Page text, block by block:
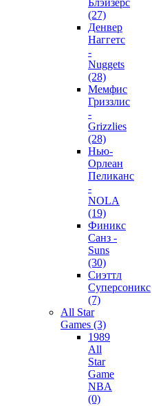
(27)
Денвер
Наггетс
-
Nuggets
(28)
Мемфис
Гриззлис
-
Grizzlies
(28)
Нью-
Орлеан
Пеликанс
-
NOLA
(19)
Финикс
Санз -
Suns
(30)
Сиэттл
Суперсоникс
(7)
All Star
Games (3)
1989
All
Star
Game
NBA
(0)